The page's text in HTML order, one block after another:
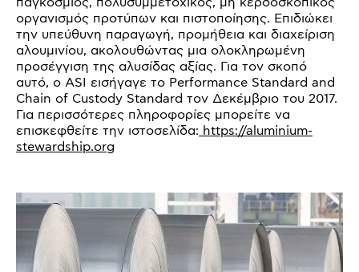
οργανισμός προτύπων και πιστοποίησης. Επιδιώκει
την υπεύθυνη παραγωγή, προμήθεια και διαχείριση
αλουμινίου, ακολουθώντας μια ολοκληρωμένη
προσέγγιση της αλυσίδας αξίας. Για τον σκοπό
αυτό, ο ASI εισήγαγε το Performance Standard and
Chain of Custody Standard τον Δεκέμβριο του 2017.
Για περισσότερες πληροφορίες μπορείτε να
επισκεφθείτε την ιστοσελίδα: https://aluminium-
stewardship.org